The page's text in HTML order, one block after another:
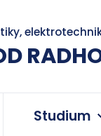
Studium